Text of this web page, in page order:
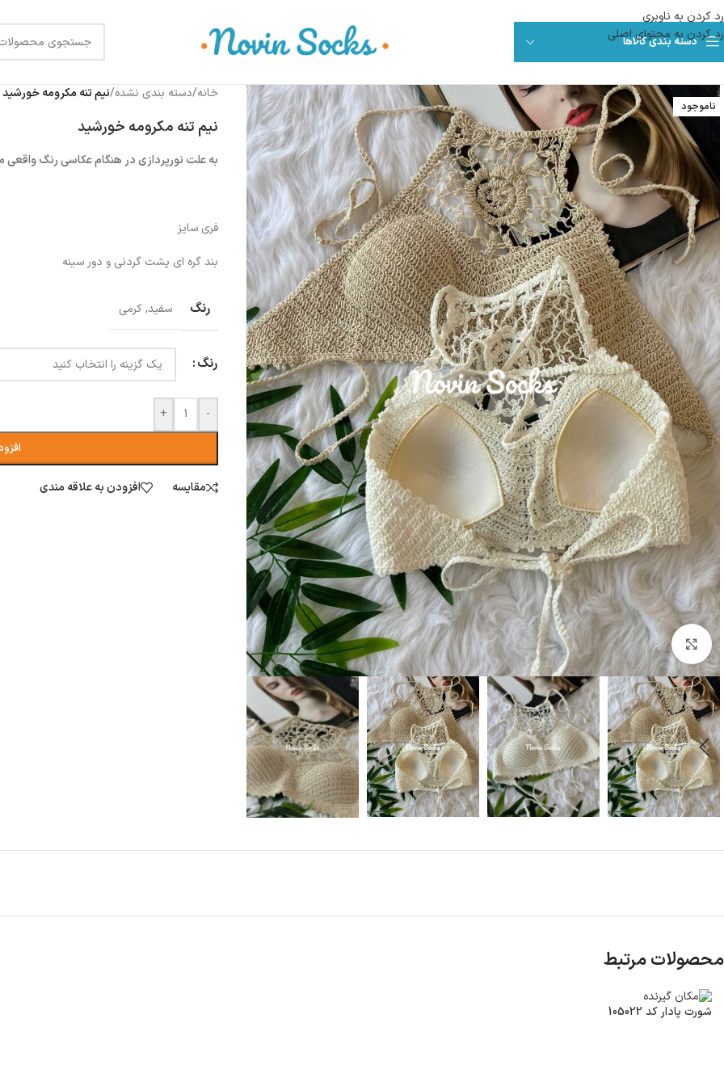
رد کردن به ناوبری
رد کردن به محتوای اصلی
دسته بندی کالاها
ناموجود
بزرگنمایی تصویر
خانه/دسته بندی نشده/نیم تنه مکرومه خورشید
نیم تنه مکرومه خورشید
به علت نورپردازی در هنگام عکاسی رنگ
فری سایز
بند گره ای پشت گردنی و دور سینه
رنگ سفید,کرمی
رنگ
-
+
مقایسه افزودن به علاقه مندی
محصولات مرتبط
شورت پادار کد 105022